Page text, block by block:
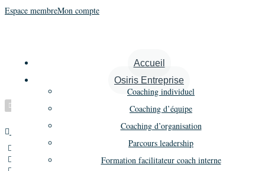
Espace membreMon compte
Accueil
Osiris Entreprise
Coaching individuel
Coaching d’équipe
Coaching d’organisation
Parcours leadership
Formation facilitateur coach interne
Devaux Gaëlle
Maître praticien
21 rue d'Algérie,Lyon,France
06 22 78 02 13